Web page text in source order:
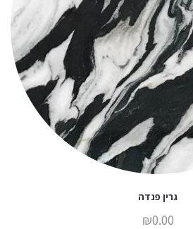
גרין פנדה
₪0.00